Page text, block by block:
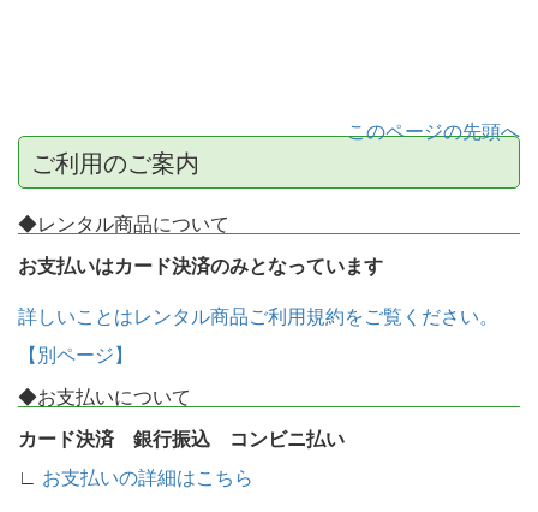
このページの先頭へ
ご利用のご案内
◆レンタル商品について
お支払いはカード決済のみとなっています
詳しいことはレンタル商品ご利用規約をご覧ください。
【別ページ】
◆お支払いについて
カード決済 銀行振込 コンビニ払い
∟ お支払いの詳細はこちら